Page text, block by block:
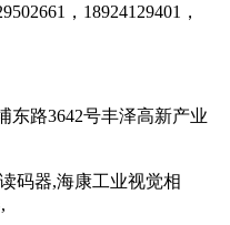
，18924129401，
东路3642号丰泽高新产业
码器,海康工业视觉相